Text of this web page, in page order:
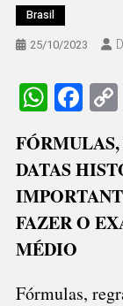
Brasil
25/10/2023
DATAS
FAZER O
MÉDIO
Fórmulas,